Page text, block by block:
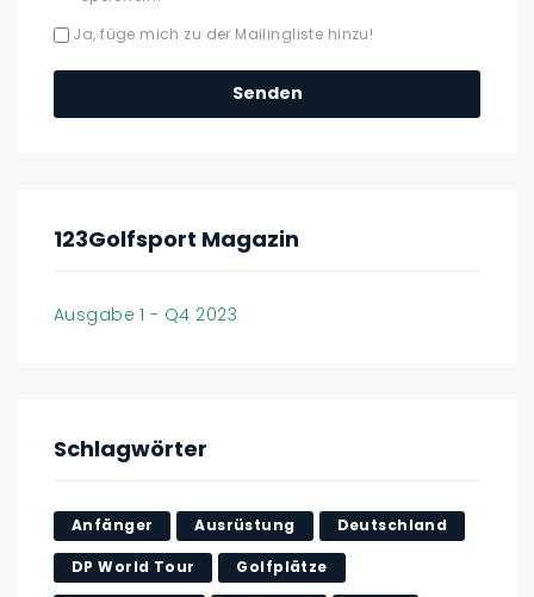
Ja, füge mich zu der Mailingliste hinzu!
123Golfsport Magazin
Ausgabe 1 - Q4 2023
Schlagwörter
Anfänger Ausrüstung Deutschland
DP World Tour Golfplätze